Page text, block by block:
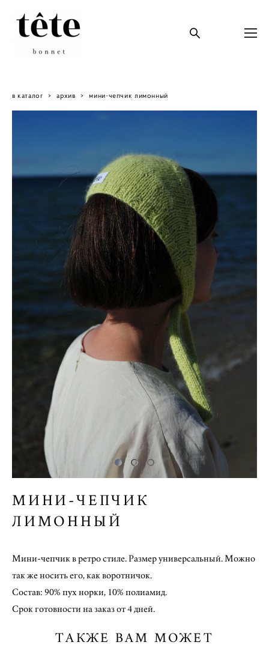
в каталог > архив > мини-чепчик лимонный
МИНИ-ЧЕПЧИК
ЛИМОННЫЙ
Мини-чепчик в ретро стиле. Размер универсальный. Можно
так же носить его, как воротничок.
Состав: 90% пух норки, 10% полиамид.
Срок готовности на заказ от 4 дней.
ТАКЖЕ ВАМ МОЖЕТ